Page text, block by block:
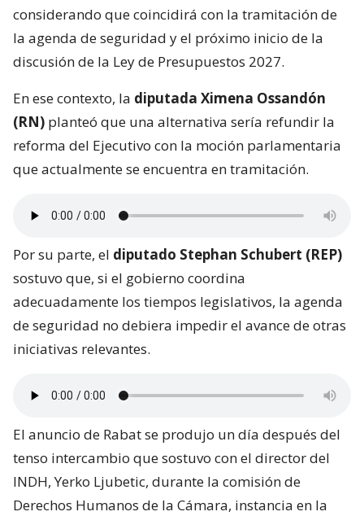
considerando que coincidirá con la tramitación de
la agenda de seguridad y el próximo inicio de la
discusión de la Ley de Presupuestos 2027.
En ese contexto, la diputada Ximena Ossandón
(RN) planteó que una alternativa sería refundir la
reforma del Ejecutivo con la moción parlamentaria
que actualmente se encuentra en tramitación.
Por su parte, el diputado Stephan Schubert (REP)
sostuvo que, si el gobierno coordina
adecuadamente los tiempos legislativos, la agenda
de seguridad no debiera impedir el avance de otras
iniciativas relevantes.
El anuncio de Rabat se produjo un día después del
tenso intercambio que sostuvo con el director del
INDH, Yerko Ljubetic, durante la comisión de
Derechos Humanos de la Cámara, instancia en la